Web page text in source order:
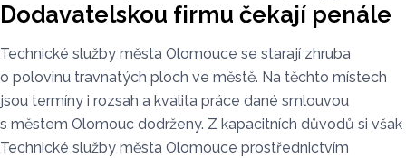
Dodavatelskou firmu čekají penále
Technické služby města Olomouce se starají zhruba
o polovinu travnatých ploch ve městě. Na těchto místech
jsou termíny i rozsah a kvalita práce dané smlouvou
s městem Olomouc dodrženy. Z kapacitních důvodů si však
Technické služby města Olomouce prostřednictvím